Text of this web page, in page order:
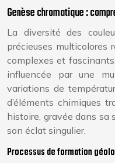
Genèse chromatique :
La diversité des
précieuses multicolores
complexes et
influencée par une
variations de
d’éléments chimiques
histoire, gravée dans sa
son éclat singulier.
Processus de formation